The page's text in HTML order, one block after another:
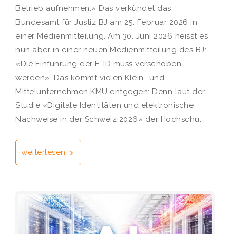
Betrieb aufnehmen.» Das verkündet das
Bundesamt für Justiz BJ am 25. Februar 2026 in
einer Medienmitteilung. Am 30. Juni 2026 heisst es
nun aber in einer neuen Medienmitteilung des BJ:
«Die Einführung der E-ID muss verschoben
werden». Das kommt vielen Klein- und
Mittelunternehmen KMU entgegen: Denn laut der
Studie «Digitale Identitäten und elektronische
Nachweise in der Schweiz 2026» der Hochschu...
weiterlesen